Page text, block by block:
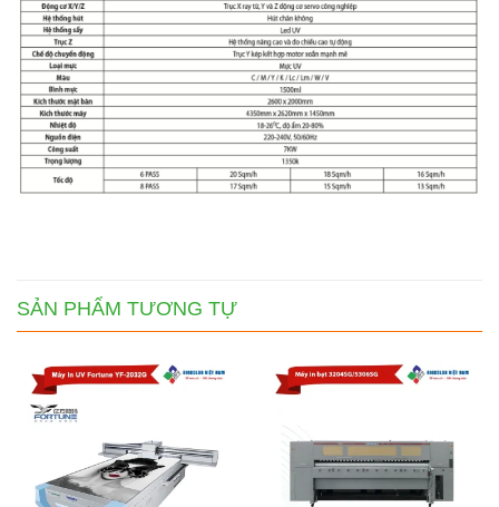
SẢN PHẨM TƯƠNG TỰ